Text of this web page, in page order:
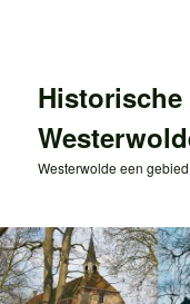
inhoud
Westerwolde een